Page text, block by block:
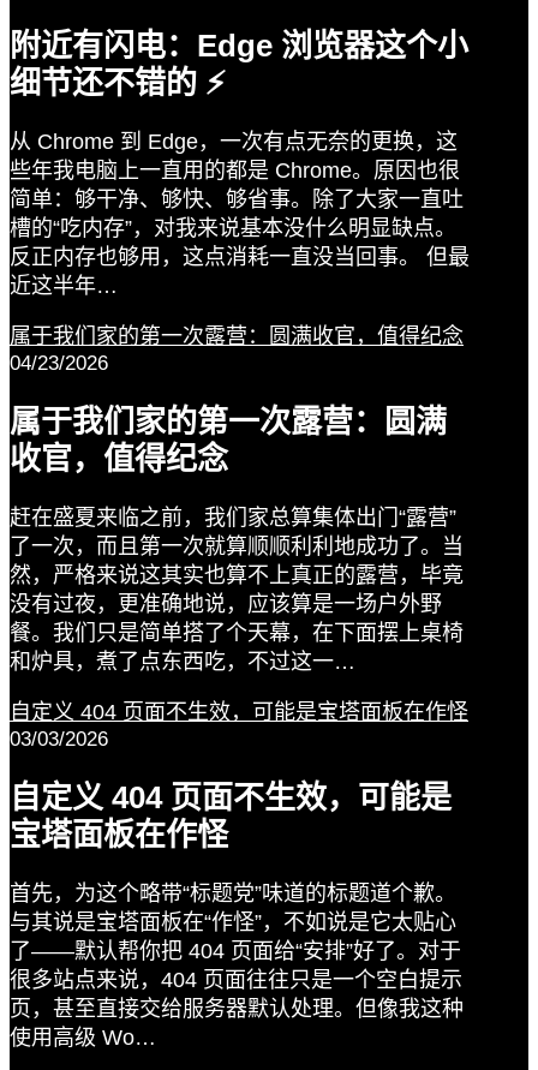
附近有闪电：Edge 浏览器这个小
细节还不错的 ⚡️
从 Chrome 到 Edge，一次有点无奈的更换，这
些年我电脑上一直用的都是 Chrome。原因也很
简单：够干净、够快、够省事。除了大家一直吐
槽的“吃内存”，对我来说基本没什么明显缺点。
反正内存也够用，这点消耗一直没当回事。 但最
近这半年…
属于我们家的第一次露营：圆满收官，值得纪念
04/23/2026
属于我们家的第一次露营：圆满
收官，值得纪念
赶在盛夏来临之前，我们家总算集体出门“露营”
了一次，而且第一次就算顺顺利利地成功了。当
然，严格来说这其实也算不上真正的露营，毕竟
没有过夜，更准确地说，应该算是一场户外野
餐。我们只是简单搭了个天幕，在下面摆上桌椅
和炉具，煮了点东西吃，不过这一…
自定义 404 页面不生效，可能是宝塔面板在作怪
03/03/2026
自定义 404 页面不生效，可能是
宝塔面板在作怪
首先，为这个略带“标题党”味道的标题道个歉。
与其说是宝塔面板在“作怪”，不如说是它太贴心
了——默认帮你把 404 页面给“安排”好了。对于
很多站点来说，404 页面往往只是一个空白提示
页，甚至直接交给服务器默认处理。但像我这种
使用高级 Wo…